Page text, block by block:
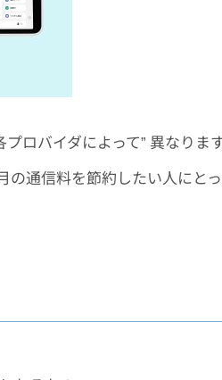
ロバイダによって” 異なります
の通信料を節約したい人にと